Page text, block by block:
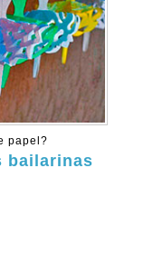
papel?
bailarinas